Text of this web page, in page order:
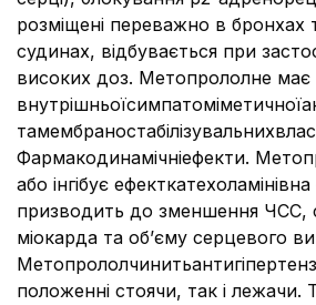
розміщені переважно в бронхах
судинах, відбувається при
високих доз. Метопрололне має
Фармакодинамічніефекти.
або інгібує
призводить до зменшення ЧСС,
міокарда та об’єму серцевого
положенні стоячи, так і лежачи.